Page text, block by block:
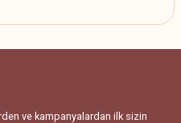
ve kampanyalardan ilk sizin